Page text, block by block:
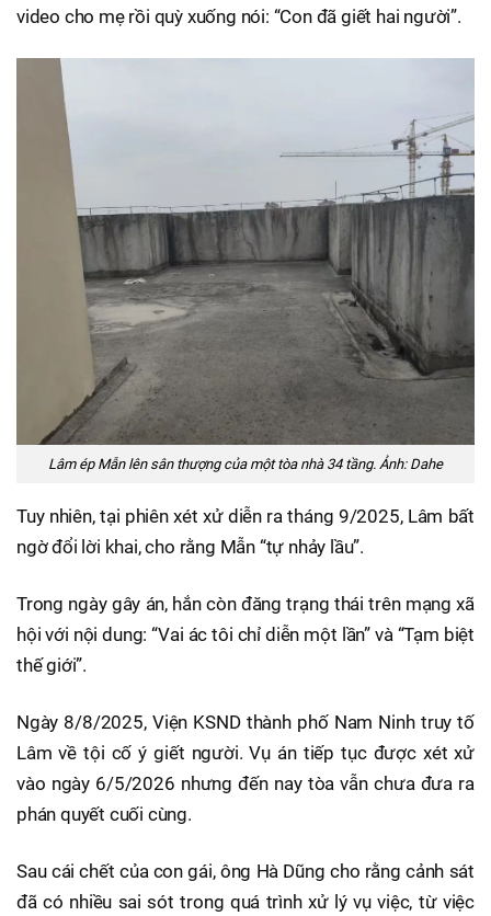
video cho mẹ rồi quỳ xuống nói: “Con đã giết hai người”.
Lâm ép Mẫn lên sân thượng của một tòa nhà 34 tầng. Ảnh: Dahe
Tuy nhiên, tại phiên xét xử diễn ra tháng 9/2025, Lâm bất
ngờ đổi lời khai, cho rằng Mẫn “tự nhảy lầu”.
Trong ngày gây án, hắn còn đăng trạng thái trên mạng xã
hội với nội dung: “Vai ác tôi chỉ diễn một lần” và “Tạm biệt
thế giới”.
Ngày 8/8/2025, Viện KSND thành phố Nam Ninh truy tố
Lâm về tội cố ý giết người. Vụ án tiếp tục được xét xử
vào ngày 6/5/2026 nhưng đến nay tòa vẫn chưa đưa ra
phán quyết cuối cùng.
Sau cái chết của con gái, ông Hà Dũng cho rằng cảnh sát
đã có nhiều sai sót trong quá trình xử lý vụ việc, từ việc